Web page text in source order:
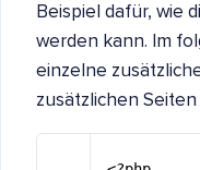
Beispiel dafür, wie
werden kann. Im
einzelne
zusätzlichen